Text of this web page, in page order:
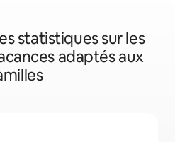
statistiques sur les
adaptés aux